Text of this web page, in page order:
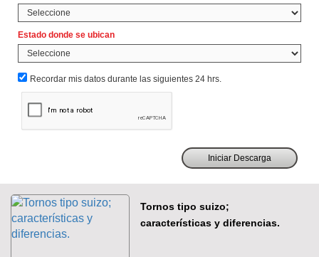
Estado donde se ubican
Recordar mis datos durante las siguientes 24 hrs.
Tornos tipo suizo;
características y diferencias.